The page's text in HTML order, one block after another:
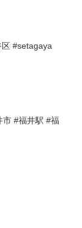
#setagaya
市 #福井駅 #福